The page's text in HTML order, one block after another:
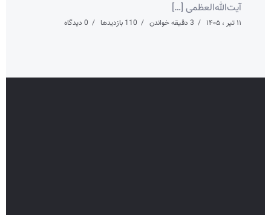
آیت‌الله‌العظمی […]
۱۱ تیر ، ۱۴۰۵ 3 دقیقه خواندن 110 بازدیدها 0 دیدگاه